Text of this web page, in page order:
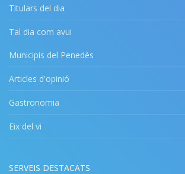
Titulars del dia
Tal dia com avui
Municipis del Penedès
Articles d'opinió
Gastronomia
Eix del vi
SERVEIS DESTACATS